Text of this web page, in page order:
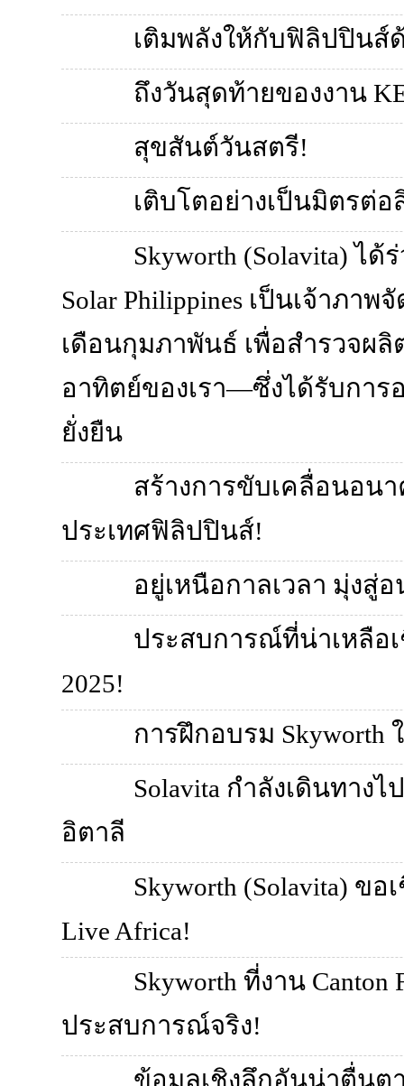
เติมพลังให้กับฟิลิปปินส์ด้
ถึงวันสุดท้ายของงาน
สุขสันต์วันสตรี!
เติบโตอย่างเป็นมิตรต่
Skyworth (Solavita) ได้
Solar Philippines เป็นเจ้าภ
เดือนกุมภาพันธ์ เพื่อสำรวจ
อาทิตย์ของเรา—ซึ่งได้รับกา
ยั่งยืน
สร้างการขับเคลื่อนอน
ประเทศฟิลิปปินส์!
อยู่เหนือกาลเวลา มุ่งสู่
ประสบการณ์ที่น่าเหลือเ
2025!
การฝึกอบรม Skyworth
Solavita กำลังเดินทาง
อิตาลี
Skyworth (Solavita) ข
Live Africa!
Skyworth ที่งาน
ประสบการณ์จริง!
ข้อมูลเชิงลึกอันน่าตื่นต